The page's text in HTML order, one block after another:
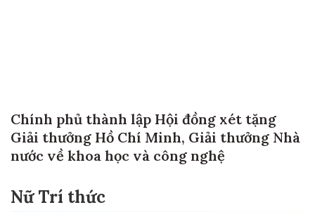
Chính phủ thành lập Hội đồng xét tặng
Giải thưởng Hồ Chí Minh, Giải thưởng Nhà
nước về khoa học và công nghệ
Nữ Trí thức